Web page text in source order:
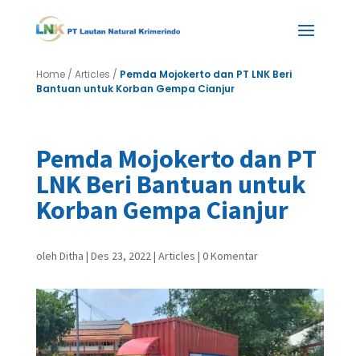
Home/ Articles / Pemda Mojokerto dan PT LNK Beri
Bantuan untuk Korban Gempa Cianjur
Pemda Mojokerto dan PT
LNK Beri Bantuan untuk
Korban Gempa Cianjur
oleh Ditha | Des 23, 2022| Articles | 0 Komentar